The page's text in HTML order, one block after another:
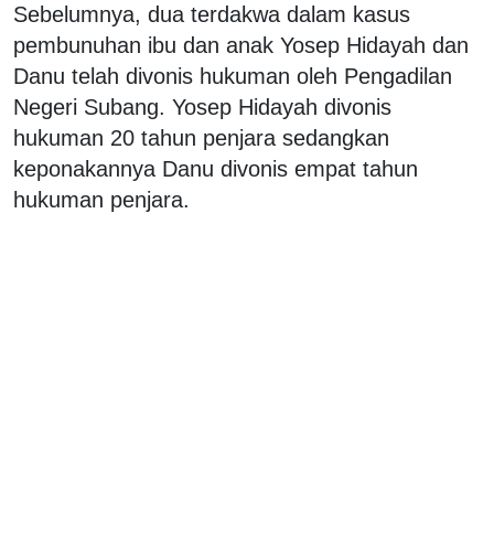
Sebelumnya, dua terdakwa dalam kasus
pembunuhan ibu dan anak Yosep Hidayah dan
Danu telah divonis hukuman oleh Pengadilan
Negeri Subang. Yosep Hidayah divonis
hukuman 20 tahun penjara sedangkan
keponakannya Danu divonis empat tahun
hukuman penjara.